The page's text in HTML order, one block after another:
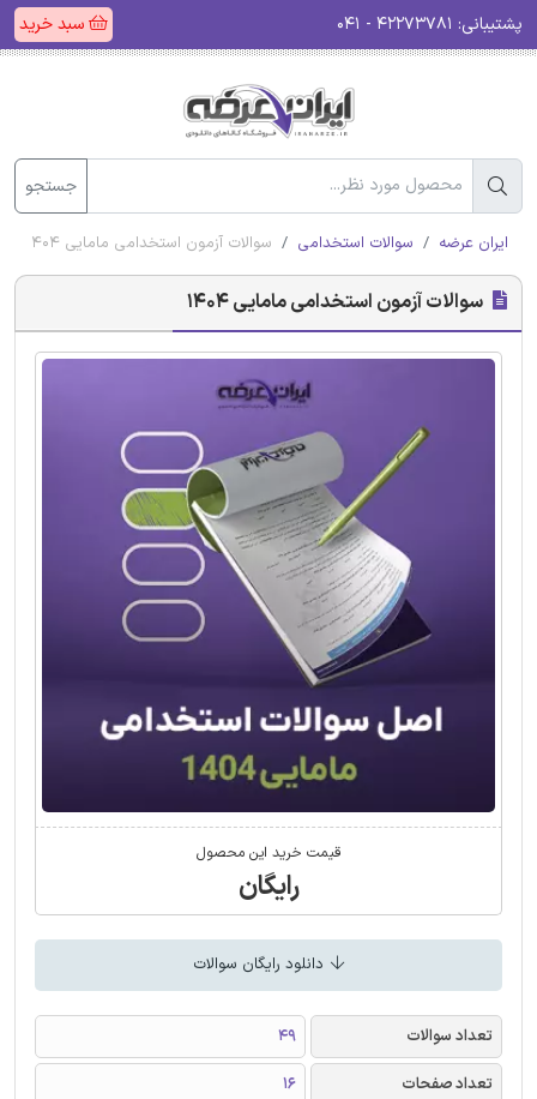
پشتیبانی: سبد خرید
جستجو
ایران عرضه سوالات استخدامی سوالات آزمون استخدامی مامایی 1404
سوالات آزمون استخدامی مامایی 1404
قیمت خرید این محصول
رایگان
دانلود رایگان سوالات
تعداد سوالات
49
تعداد صفحات
16